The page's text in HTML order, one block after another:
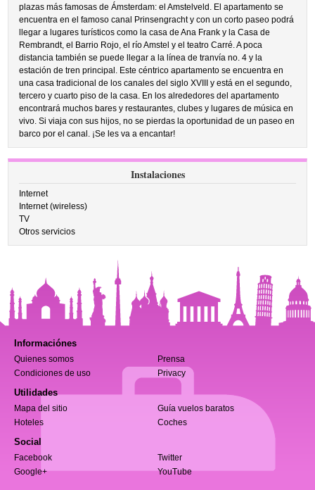
plazas más famosas de Ámsterdam: el Amstelveld. El apartamento se
encuentra en el famoso canal Prinsengracht y con un corto paseo podrá
llegar a lugares turísticos como la casa de Ana Frank y la Casa de
Rembrandt, el Barrio Rojo, el río Amstel y el teatro Carré. A poca
distancia también se puede llegar a la línea de tranvía no. 4 y la
estación de tren principal. Este céntrico apartamento se encuentra en
una casa tradicional de los canales del siglo XVIII y está en el segundo,
tercero y cuarto piso de la casa. En los alrededores del apartamento
encontrará muchos bares y restaurantes, clubes y lugares de música en
vivo. Si viaja con sus hijos, no se pierdas la oportunidad de un paseo en
barco por el canal. ¡Se les va a encantar!
Instalaciones
Internet
Internet (wireless)
TV
Otros servicios
Informaciónes
Quienes somos
Prensa
Condiciones de uso
Privacy
Utilidades
Mapa del sitio
Guía vuelos baratos
Hoteles
Coches
Social
Facebook
Twitter
Google+
YouTube